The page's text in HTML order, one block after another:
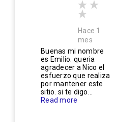
Hace 1
mes
Buenas mi nombre
es Emilio. queria
agradecer a Nico el
esfuerzo que realiza
por mantener este
sitio. si te digo...
Read more